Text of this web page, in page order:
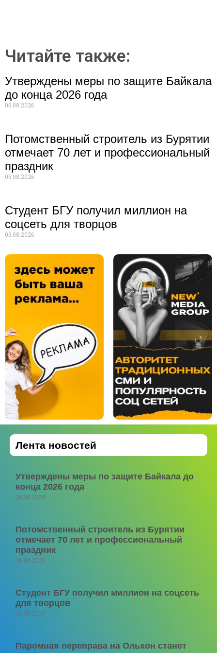
Читайте также:
Утверждены меры по защите Байкала
до конца 2026 года
06.08.2026
Потомственный строитель из Бурятии
отмечает 70 лет и профессиональный
праздник
06.08.2026
Студент БГУ получил миллион на
соцсеть для творцов
06.08.2026
Лента новостей
Утверждены меры по защите Байкала до
конца 2026 года
06.08.2026
Потомственный строитель из Бурятии
отмечает 70 лет и профессиональный
праздник
06.08.2026
Студент БГУ получил миллион на соцсеть
для творцов
06.08.2026
Паромная переправа на Ольхон станет